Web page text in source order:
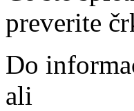
preverite
Do
ali